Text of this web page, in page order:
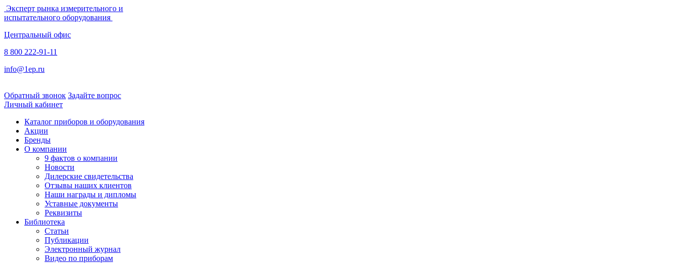
Эксперт рынка измерительного и
испытательного оборудования
Центральный офис
8 800 222-91-11
info@1ep.ru
Обратный звонок Задайте вопрос
Личный кабинет
Каталог приборов и оборудования
Акции
Бренды
О компании
9 фактов о компании
Новости
Дилерские свидетельства
Отзывы наших клиентов
Наши награды и дипломы
Уставные документы
Реквизиты
Библиотека
Статьи
Публикации
Электронный журнал
Видео по приборам